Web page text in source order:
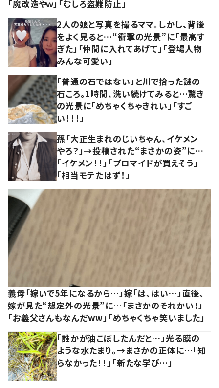
「魔改造やｗ」「むしろ盗難防止」
2人の娘と写真を撮るママ。しかし、背後
をよく見ると…“衝撃の光景”に「最高す
ぎた」「仲間に入れてあげて」「登場人物
みんな可愛い」
「普通の石ではない」と川で拾った謎の
石ころ。1時間、洗い続けてみると…驚き
の光景に「めちゃくちゃきれい」「すご
い！！！」
孫「大正生まれのじいちゃん、イケメン
やろ？」→投稿された“まさかの姿”に…
「イケメン！！」「ブロマイドが買えそう」
「相当モテたはず！」
義母「嫁いで5年になるから…」嫁「は、はい…」直後、
嫁が見た“想定外の光景”に…「まさかのそれかい！」
「お義父さんもなんだww」「めちゃくちゃ笑いました」
「誰かが油こぼしたんだと…」光る膜の
ような水たまり。→まさかの正体に…「知
らなかった！！」「新たな学び…」